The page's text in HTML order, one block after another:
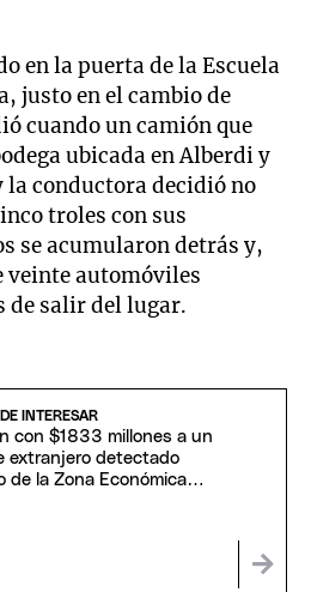
en la puerta de la Escuela
justo en el cambio de
cuando un camión que
ubicada en Alberdi y
la conductora decidió no
troles con sus
se acumularon detrás y,
veinte automóviles
de salir del lugar.
INTERESAR
con $1833 millones a un
extranjero detectado
de la Zona Económica